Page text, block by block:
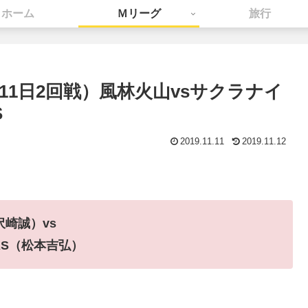
ホーム Ｍリーグ 旅行
日2回戦）風林火山vsサクラナイ
2019.11.11 2019.11.12
崎誠）vs
松本吉弘）